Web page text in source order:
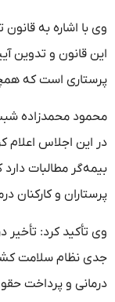
وی با اشاره به
این قانون و تدوین
پرستاری است که
محمود محمدزاده
بیمه‌گر مطالبات
پرستاران و کارکنان
وی تأکید کرد:
جدی نظام سلامت
درمانی و پرداخت